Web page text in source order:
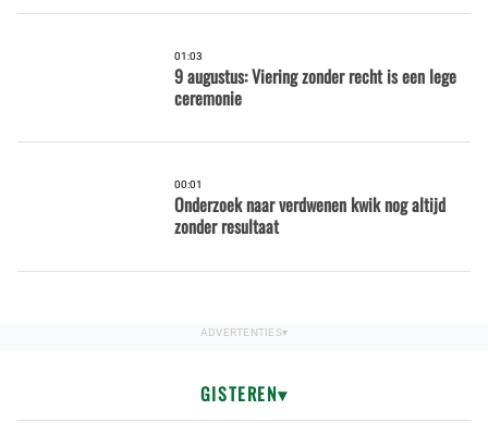
01:03
9 augustus: Viering zonder recht is een lege
ceremonie
00:01
Onderzoek naar verdwenen kwik nog altijd
zonder resultaat
GISTEREN